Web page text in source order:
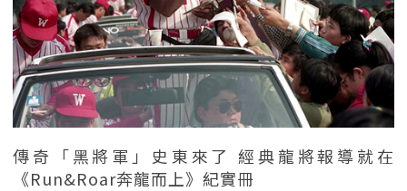
傳奇「黑將軍」史東來了 經典龍將報導就在
《Run&Roar奔龍而上》紀實冊